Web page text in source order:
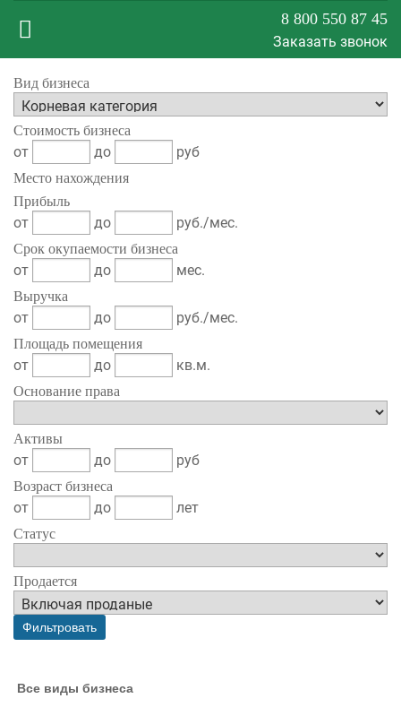
Меню
сайта
8 800 550 87 45
Заказать звонок
Вид бизнеса
Стоимость бизнеса
от до руб
Место нахождения
Прибыль
от до руб./мес.
Срок окупаемости бизнеса
от до мес.
Выручка
от до руб./мес.
Площадь помещения
от до кв.м.
Основание права
Активы
от до руб
Возраст бизнеса
от до лет
Статус
Продается
Все виды бизнеса